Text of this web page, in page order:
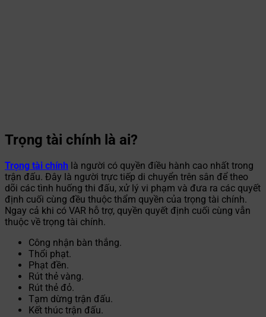
Trọng tài chính là ai?
Trọng tài chính là người có quyền điều hành cao nhất trong
trận đấu. Đây là người trực tiếp di chuyển trên sân để theo
dõi các tình huống thi đấu, xử lý vi phạm và đưa ra các quyết
định cuối cùng đều thuộc thẩm quyền của trọng tài chính.
Ngay cả khi có VAR hỗ trợ, quyền quyết định cuối cùng vẫn
thuộc về trọng tài chính.
Công nhận bàn thắng.
Thổi phạt.
Phạt đền.
Rút thẻ vàng.
Rút thẻ đỏ.
Tạm dừng trận đấu.
Kết thúc trận đấu.